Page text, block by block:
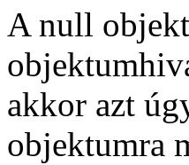
A null
akkor azt
objektumra